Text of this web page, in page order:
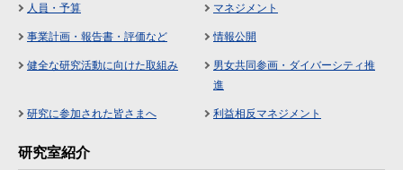
人員・予算 マネジメント
事業計画・報告書・評価など 情報公開
健全な研究活動に向けた取組み
男女共同参画・ダイバーシティ推
進
研究に参加された皆さまへ 利益相反マネジメント
研究室紹介